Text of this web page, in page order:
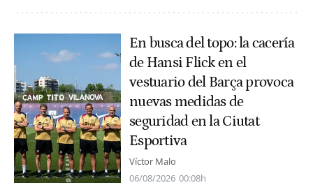
En busca del topo: la cacería
de Hansi Flick en el
vestuario del Barça provoca
nuevas medidas de
seguridad en la Ciutat
Esportiva
Víctor Malo
06/08/2026 00:08h